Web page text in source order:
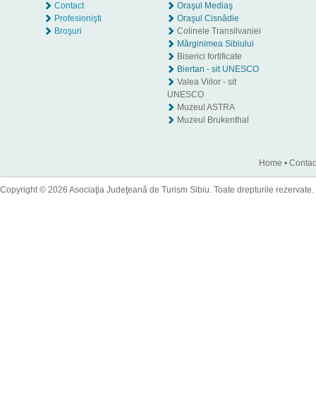
Contact
Profesionişti
Broşuri
Oraşul Mediaş
Oraşul Cisnădie
Colinele Transilvaniei
Mărginimea Sibiului
Biserici fortificate
Biertan - sit UNESCO
Valea Viilor - sit
UNESCO
Muzeul ASTRA
Muzeul Brukenthal
Home •
Copyright © 2026 Asociaţia Judeţeană de Turism Sibiu. Toate drepturile rezervate.